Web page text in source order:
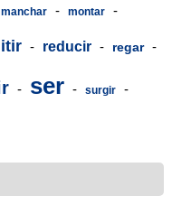
manchar - montar -
- reducir - regar -
- ser - surgir -